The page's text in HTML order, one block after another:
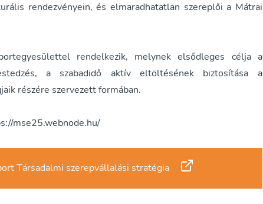
rendezvényein, és elmaradhatatlan szereplői a Mátrai
rendelkezik, melynek elsődleges célja a
a szabadidő aktív eltöltésének biztosítása a
részére szervezett formában.
mse25.webnode.hu/
Társadalmi szerepvállalási stratégia